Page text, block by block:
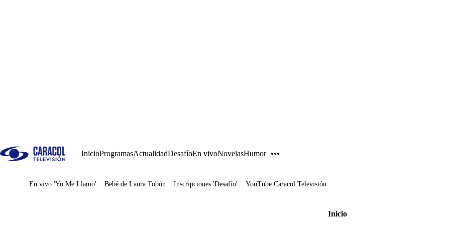
InicioProgramasActualidadDesafíoEn vivoNovelasHumor
Juegos
En vivo 'Yo Me Llamo' Bebé de Laura Tobón Inscripciones 'Desafío' YouTube Caracol Televisión
Inicio